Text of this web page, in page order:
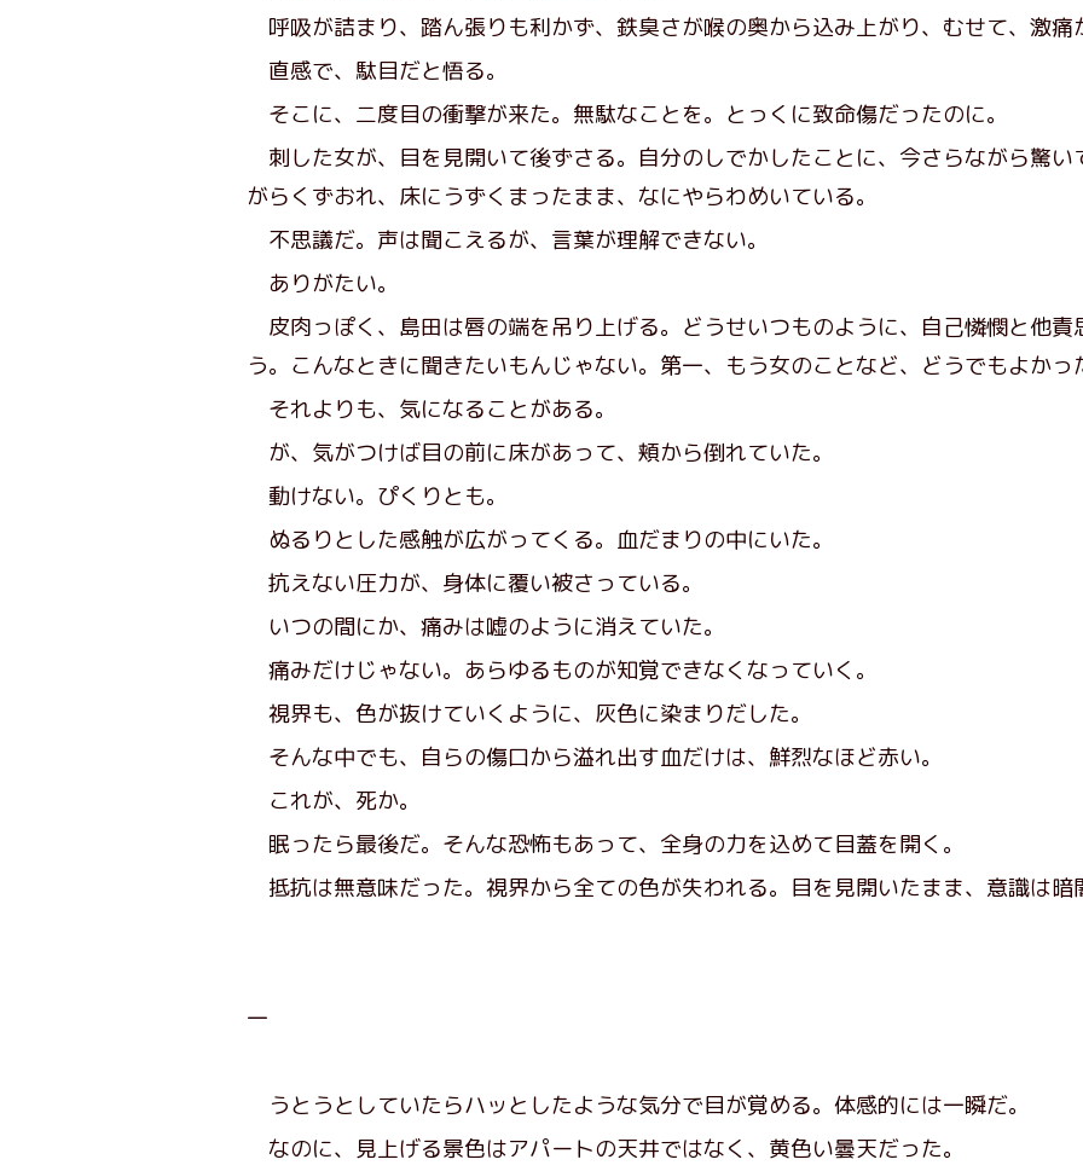
呼吸が詰まり、踏ん張りも利かず、鉄臭さが喉の奥から込み上がり、むせて、激痛
直感で、駄目だと悟る。
そこに、二度目の衝撃が来た。無駄なことを。とっくに致命傷だったのに。
刺した女が、目を見開いて後ずさる。自分のしでかしたことに、今さらながら驚
がらくずおれ、床にうずくまったまま、なにやらわめいている。
不思議だ。声は聞こえるが、言葉が理解できない。
ありがたい。
皮肉っぽく、島田は唇の端を吊り上げる。どうせいつものように、自己憐憫と他
う。こんなときに聞きたいもんじゃない。第一、もう女のことなど、どうでもよかっ
それよりも、気になることがある。
が、気がつけば目の前に床があって、頬から倒れていた。
動けない。ぴくりとも。
ぬるりとした感触が広がってくる。血だまりの中にいた。
抗えない圧力が、身体に覆い被さっている。
いつの間にか、痛みは嘘のように消えていた。
痛みだけじゃない。あらゆるものが知覚できなくなっていく。
視界も、色が抜けていくように、灰色に染まりだした。
そんな中でも、自らの傷口から溢れ出す血だけは、鮮烈なほど赤い。
これが、死か。
眠ったら最後だ。そんな恐怖もあって、全身の力を込めて目蓋を開く。
抵抗は無意味だった。視界から全ての色が失われる。目を見開いたまま、意識は
一
うとうとしていたらハッとしたような気分で目が覚める。体感的には一瞬だ。
なのに、見上げる景色はアパートの天井ではなく、黄色い曇天だった。